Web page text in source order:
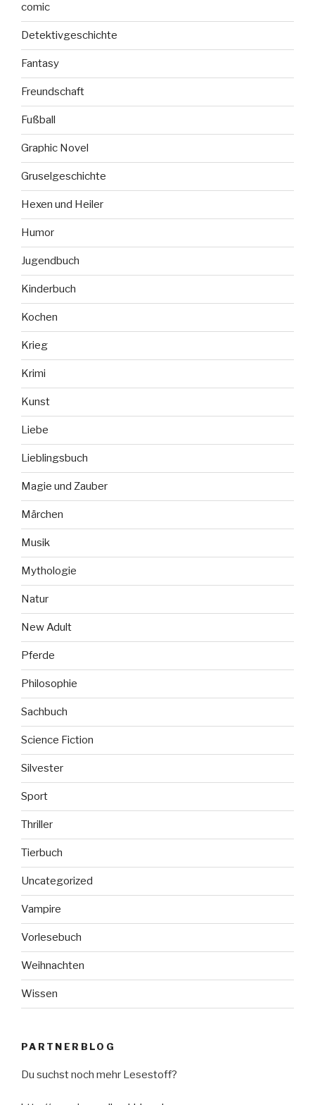
comic
Detektivgeschichte
Fantasy
Freundschaft
Fußball
Graphic Novel
Gruselgeschichte
Hexen und Heiler
Humor
Jugendbuch
Kinderbuch
Kochen
Krieg
Krimi
Kunst
Liebe
Lieblingsbuch
Magie und Zauber
Märchen
Musik
Mythologie
Natur
New Adult
Pferde
Philosophie
Sachbuch
Science Fiction
Silvester
Sport
Thriller
Tierbuch
Uncategorized
Vampire
Vorlesebuch
Weihnachten
Wissen
PARTNERBLOG
Du suchst noch mehr Lesestoff?